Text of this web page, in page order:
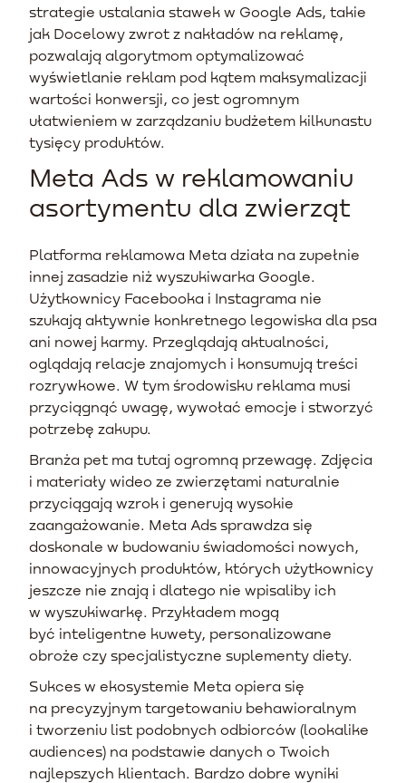
strategie ustalania stawek w Google Ads, takie
jak Docelowy zwrot z nakładów na reklamę,
pozwalają algorytmom optymalizować
wyświetlanie reklam pod kątem maksymalizacji
wartości konwersji, co jest ogromnym
ułatwieniem w zarządzaniu budżetem kilkunastu
tysięcy produktów.
Meta Ads w reklamowaniu
asortymentu dla zwierząt
Platforma reklamowa Meta działa na zupełnie
innej zasadzie niż wyszukiwarka Google.
Użytkownicy Facebooka i Instagrama nie
szukają aktywnie konkretnego legowiska dla psa
ani nowej karmy. Przeglądają aktualności,
oglądają relacje znajomych i konsumują treści
rozrywkowe. W tym środowisku reklama musi
przyciągnąć uwagę, wywołać emocje i stworzyć
potrzebę zakupu.
Branża pet ma tutaj ogromną przewagę. Zdjęcia
i materiały wideo ze zwierzętami naturalnie
przyciągają wzrok i generują wysokie
zaangażowanie. Meta Ads sprawdza się
doskonale w budowaniu świadomości nowych,
innowacyjnych produktów, których użytkownicy
jeszcze nie znają i dlatego nie wpisaliby ich
w wyszukiwarkę. Przykładem mogą
być inteligentne kuwety, personalizowane
obroże czy specjalistyczne suplementy diety.
Sukces w ekosystemie Meta opiera się
na precyzyjnym targetowaniu behawioralnym
i tworzeniu list podobnych odbiorców (lookalike
audiences) na podstawie danych o Twoich
najlepszych klientach. Bardzo dobre wyniki